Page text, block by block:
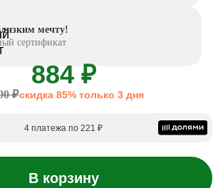
мечту!
сертификат
884 ₽
₽скидка 85% только 3 дня
4 платежа по 221 ₽
В корзину